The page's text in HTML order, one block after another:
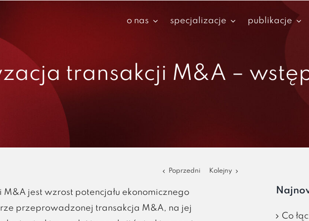
o nas specjalizacje publikacje
transakcji M&A –
Poprzedni Kolejny
jest wzrost potencjału ekonomicznego
przeprowadzonej transakcja M&A, na jej
Co